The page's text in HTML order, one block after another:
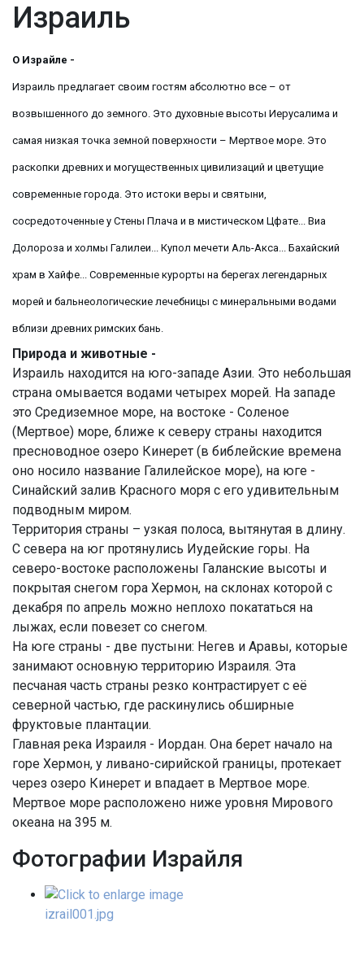
Израиль
О Израйле -
Израиль предлагает своим гостям абсолютно все – от
возвышенного до земного. Это духовные высоты Иерусалима и
самая низкая точка земной поверхности – Мертвое море. Это
раскопки древних и могущественных цивилизаций и цветущие
современные города. Это истоки веры и святыни,
сосредоточенные у Стены Плача и в мистическом Цфате... Виа
Долороза и холмы Галилеи... Купол мечети Аль-Акса... Бахайский
храм в Хайфе... Современные курорты на берегах легендарных
морей и бальнеологические лечебницы с минеральными водами
вблизи древних римских бань.
Природа и животные -
Израиль находится на юго-западе Азии. Это небольшая
страна омывается водами четырех морей. На западе
это Средиземное море, на востоке - Соленое
(Мертвое) море, ближе к северу страны находится
пресноводное озеро Кинерет (в библейские времена
оно носило название Галилейское море), на юге -
Синайский залив Красного моря с его удивительным
подводным миром.
Территория страны – узкая полоса, вытянутая в длину.
С севера на юг протянулись Иудейские горы. На
северо-востоке расположены Галанские высоты и
покрытая снегом гора Хермон, на склонах которой с
декабря по апрель можно неплохо покататься на
лыжах, если повезет со снегом.
На юге страны - две пустыни: Негев и Аравы, которые
занимают основную территорию Израиля. Эта
песчаная часть страны резко контрастирует с её
северной частью, где раскинулись обширные
фруктовые плантации.
Главная река Израиля - Иордан. Она берет начало на
горе Хермон, у ливано-сирийской границы, протекает
через озеро Кинерет и впадает в Мертвое море.
Мертвое море расположено ниже уровня Мирового
океана на 395 м.
Фотографии Израйля